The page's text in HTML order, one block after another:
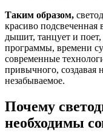
Таким образом,
красиво
дышит, танцует и
программы, времени
современные
привычного, создавая
незабываемое.
Почему
необходимы